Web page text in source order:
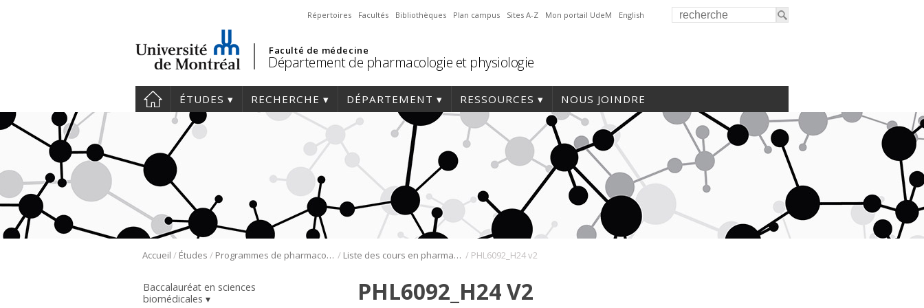
Répertoires Facultés Bibliothèques Plan campus Sites A-Z Mon portail UdeM English
Faculté de médecine
Département de pharmacologie et physiologie
ÉTUDES RECHERCHE DÉPARTEMENT RESSOURCES NOUS JOINDRE
Accueil / Études / Programmes de pharmacologie / Liste des cours en pharmacologie / PHL6092_H24 v2
Baccalauréat en sciences
biomédicales
PHL6092_H24 V2